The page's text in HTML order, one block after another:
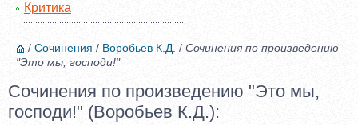
Критика
/ Сочинения / Воробьев К.Д. / Сочинения по произведению
"Это мы, господи!"
Сочинения по произведению "Это мы,
господи!" (Воробьев К.Д.):